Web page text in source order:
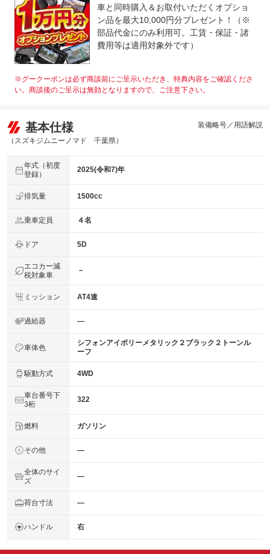
車と同時購入＆お取付いただくオプショ
ン品を最大10,000円分プレゼント！（※
部品代金にのみ利用可。工賃・保証・諸
費用等は適用対象外です）
※グークーポンは必ず商談前にご呈示いただき、特典内容をご確認くださ
い。商談後のご呈示は無効となりますので、ご注意下さい。
基本仕様
（スズキジムニーノマド 千葉県）
装備略号／用語解説
年式（初度
登録）
2025(令和7)年
排気量 1500cc
乗車定員 ４名
ドア 5D
エコカー減
税対象車
－
ミッション AT4速
過給器 ―
車体色
シフォンアイボリーメタリック２ブラック２トーンル
ーフ
駆動方式 4WD
車台番号下
3桁
322
燃料 ガソリン
その他 ―
全体のサイ
ズ
―
荷台寸法 ―
ハンドル 右